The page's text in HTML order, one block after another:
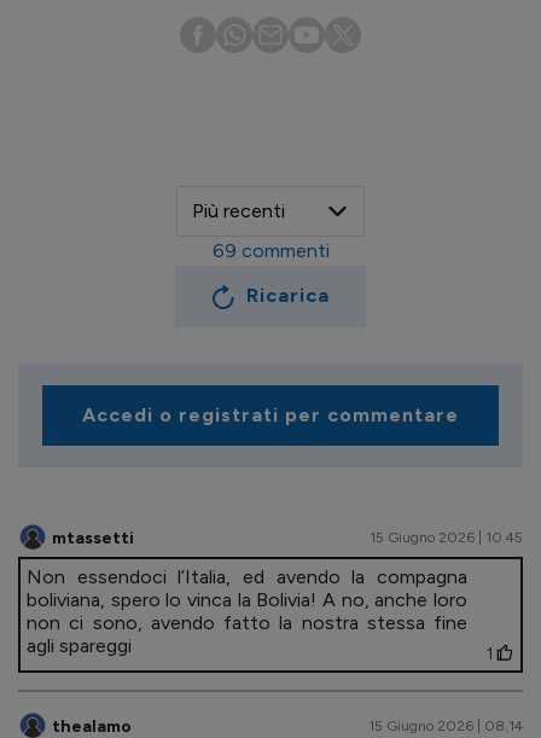
Ricarica
69 commenti
Accedi o registrati per commentare
mtassetti 15 Giugno 2026 | 10.45
Non essendoci l’Italia, ed avendo la compagna
boliviana, spero lo vinca la Bolivia! A no, anche loro
non ci sono, avendo fatto la nostra stessa fine
agli spareggi
1
thealamo 15 Giugno 2026 | 08.14